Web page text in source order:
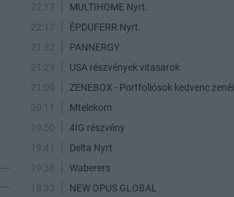
22:17
MULTIHOME Nyrt.
22:17
ÉPDUFERR Nyrt.
21:32
PANNERGY
21:29
USA részvények vitasarok
21:09
ZENEBOX - Portfoliósok kedvenc zenéi
20:11
Mtelekom
19:50
4IG részvény
19:41
Delta Nyrt
19:38
Waberers
18:33
NEW OPUS GLOBAL